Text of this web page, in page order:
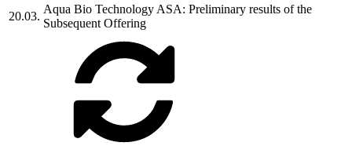
20.03.
Aqua Bio Technology ASA: Preliminary results of the
Subsequent Offering